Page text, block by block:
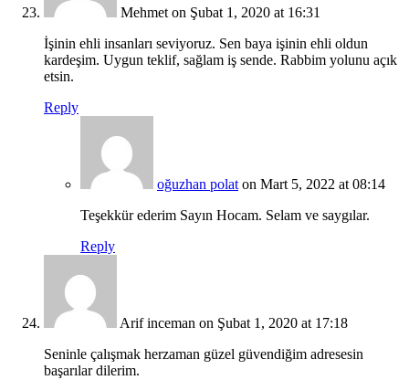
Mehmet on Şubat 1, 2020 at 16:31
İşinin ehli insanları seviyoruz. Sen baya işinin ehli oldun
kardeşim. Uygun teklif, sağlam iş sende. Rabbim yolunu açık
etsin.
Reply
oğuzhan polat on Mart 5, 2022 at 08:14
Teşekkür ederim Sayın Hocam. Selam ve saygılar.
Reply
Arif inceman on Şubat 1, 2020 at 17:18
Seninle çalışmak herzaman güzel güvendiğim adresesin
başarılar dilerim.